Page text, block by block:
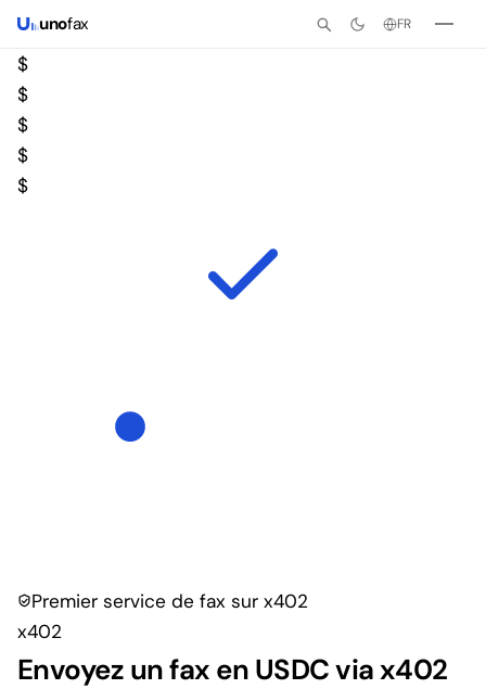
unofax FR
$
$
$
$
$
Premier service de fax sur x402
x402
Envoyez un fax en USDC via x402